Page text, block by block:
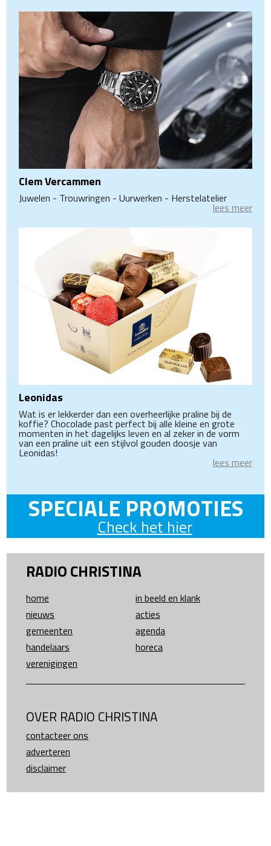
Clem Vercammen
Juwelen - Trouwringen - Uurwerken - Herstelatelier
lees meer
Leonidas
Wat is er lekkerder dan een overheerlijke praline bij de
koffie? Chocolade past perfect bij alle kleine en grote
momenten in het dagelijks leven en al zeker in de vorm
van een praline uit een stijlvol gouden doosje van
Leonidas!
lees meer
SPECIALE PROMOTIES
Check het hier
RADIO CHRISTINA
home
in beeld en klank
nieuws
acties
gemeenten
agenda
handelaars
horeca
verenigingen
OVER RADIO CHRISTINA
contacteer ons
adverteren
disclaimer